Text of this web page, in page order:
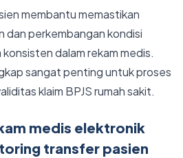
membantu memastikan
dan perkembangan kondisi
dalam rekam medis.
sangat penting untuk proses
klaim BPJS rumah sakit.
medis elektronik
transfer pasien